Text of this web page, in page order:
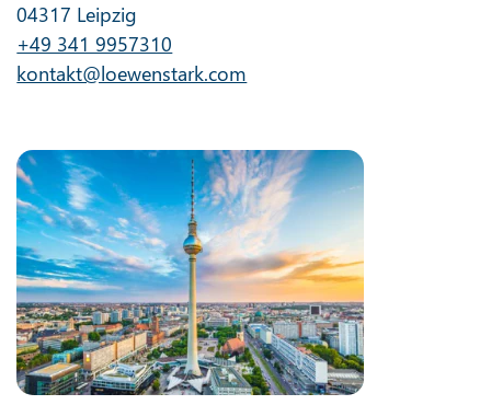
04317 Leipzig
+49 341 9957310
kontakt@loewenstark.com